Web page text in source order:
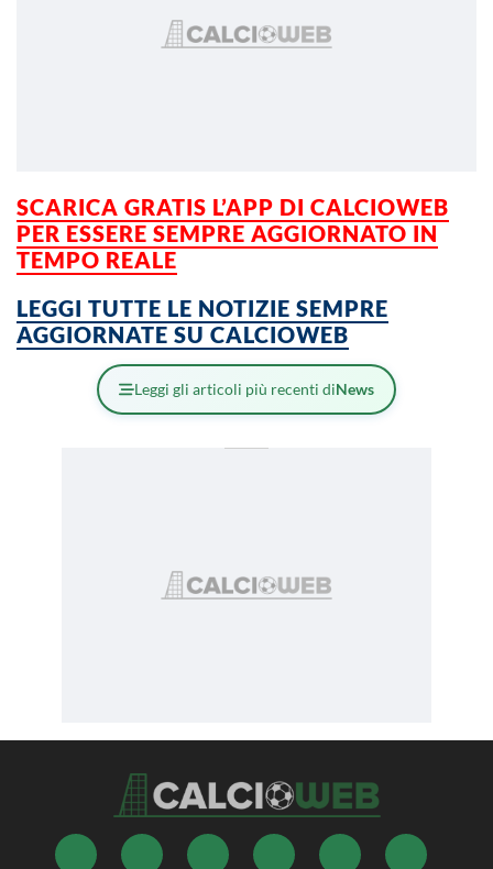
SCARICA GRATIS L’APP DI CALCIOWEB
PER ESSERE SEMPRE AGGIORNATO IN
TEMPO REALE
LEGGI TUTTE LE NOTIZIE SEMPRE
AGGIORNATE SU CALCIOWEB
Leggi gli articoli più recenti diNews